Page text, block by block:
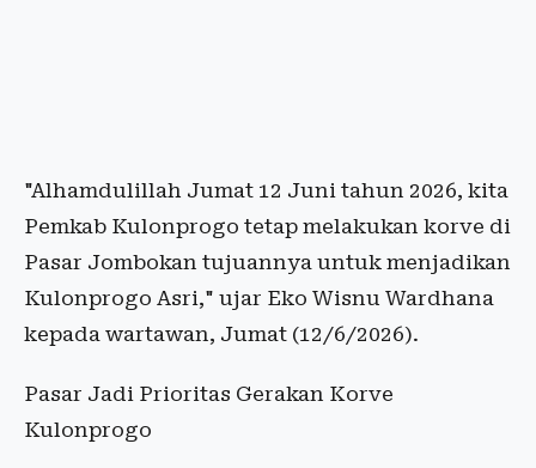
"Alhamdulillah Jumat 12 Juni tahun 2026, kita
Pemkab Kulonprogo tetap melakukan korve di
Pasar Jombokan tujuannya untuk menjadikan
Kulonprogo Asri," ujar Eko Wisnu Wardhana
kepada wartawan, Jumat (12/6/2026).
Pasar Jadi Prioritas Gerakan Korve
Kulonprogo